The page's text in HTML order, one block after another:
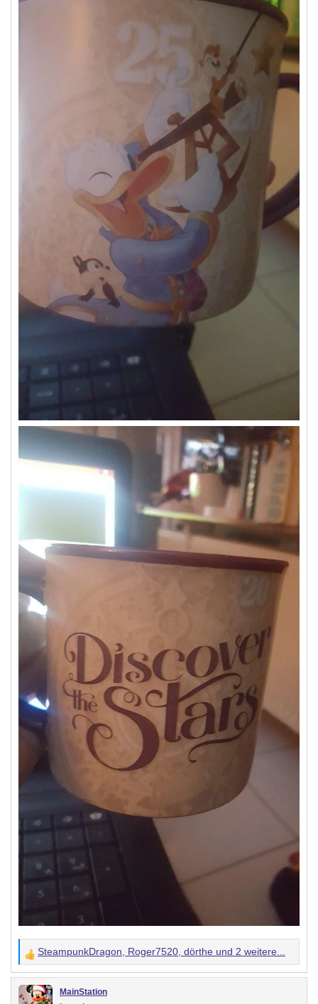
W
e
r
SteampunkDragon Roger7520 dörthe und 2 weitere...
MainStation